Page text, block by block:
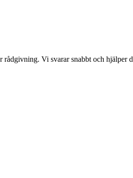
Vi svarar snabbt och hjälper